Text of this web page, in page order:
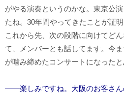
がやる演奏というのかな。東京公
たね。30年間やってきたことが証
これから先、次の段階に向けてど
て、メンバーとも話してます。今
が噛み締めたコンサートになったと
――楽しみですね。大阪のお客さん